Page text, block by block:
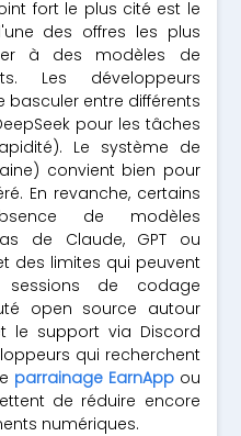
fort le plus cité est le
des offres les plus
à des modèles de
Les développeurs
entre différents
pour les tâches
Le système de
convient bien pour
En revanche, certains
de modèles
de Claude, GPT ou
des limites qui peuvent
de codage
open source autour
le support via Discord
qui recherchent
parrainage EarnAppou
de réduire encore
numériques.